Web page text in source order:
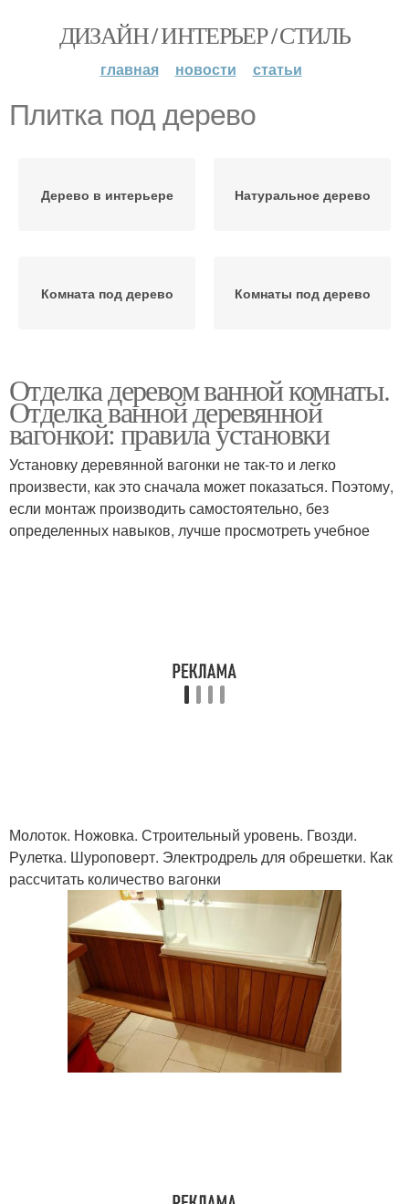
ДИЗАЙН / ИНТЕРЬЕР / СТИЛЬ
главная новости статьи
Плитка под дерево
Дерево в интерьере Натуральное дерево
Комната под дерево Комнаты под дерево
Отделка деревом ванной комнаты.
Отделка ванной деревянной
вагонкой: правила установки
Установку деревянной вагонки не так-то и легко
произвести, как это сначала может показаться. Поэтому,
если монтаж производить самостоятельно, без
определенных навыков, лучше просмотреть учебное
Молоток. Ножовка. Строительный уровень. Гвозди.
Рулетка. Шуроповерт. Электродрель для обрешетки. Как
рассчитать количество вагонки